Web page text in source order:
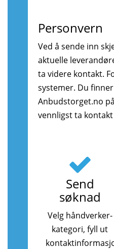
Personvern
Ved å sende inn
aktuelle
ta videre kontakt.
systemer. Du
Anbudstorget.no på
vennligst ta
Send
søknad
Velg håndverker-
kategori, fyll ut